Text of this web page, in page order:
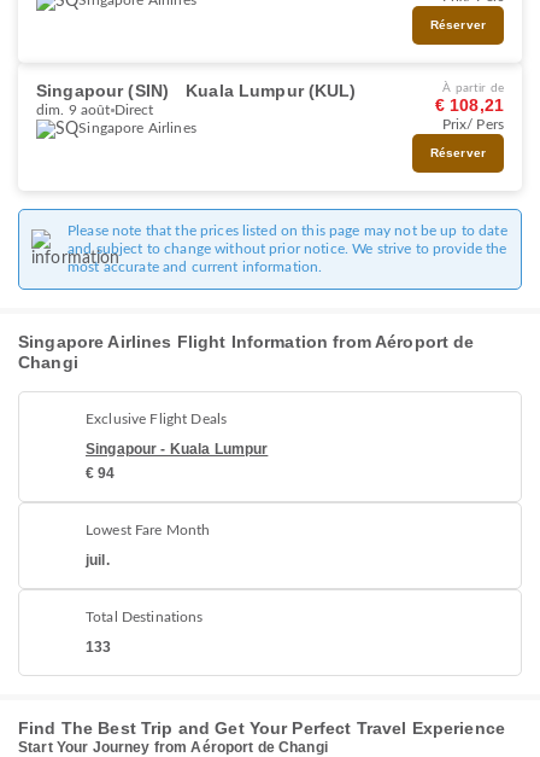
Réserver
Singapour (SIN) Kuala Lumpur (KUL)
dim. 9 août Direct
Singapore Airlines
À partir de
€ 108,21
Prix/ Pers
Réserver
Please note that the prices listed on this page may not be up to date
and subject to change without prior notice. We strive to provide the
most accurate and current information.
Singapore Airlines Flight Information from Aéroport de
Changi
Exclusive Flight Deals
Singapour - Kuala Lumpur
€ 94
Lowest Fare Month
juil.
Total Destinations
133
Find The Best Trip and Get Your Perfect Travel Experience
Start Your Journey from Aéroport de Changi